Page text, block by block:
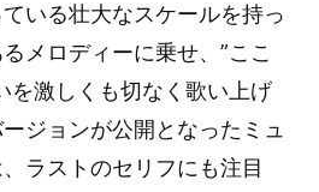
いる壮大なスケールを持っ
メロディーに乗せ、”ここ
を激しくも切なく歌い上げ
ジョンが公開となったミュ
ラストのセリフにも注目